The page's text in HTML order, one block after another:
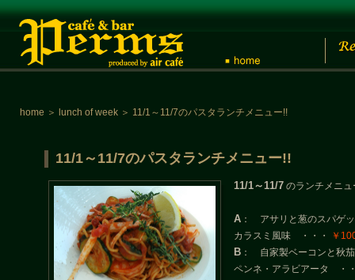
home ＞ lunch of week ＞ 11/1～11/7のパスタランチメニュー!!
11/1～11/7のパスタランチメニュー!!
11/1～11/7 のランチメニュ
A ： アサリと葱のスパゲ
カラスミ風味 ・・・
￥
B ： 自家製ベーコンと秋
ペンネ・アラビアータ ・